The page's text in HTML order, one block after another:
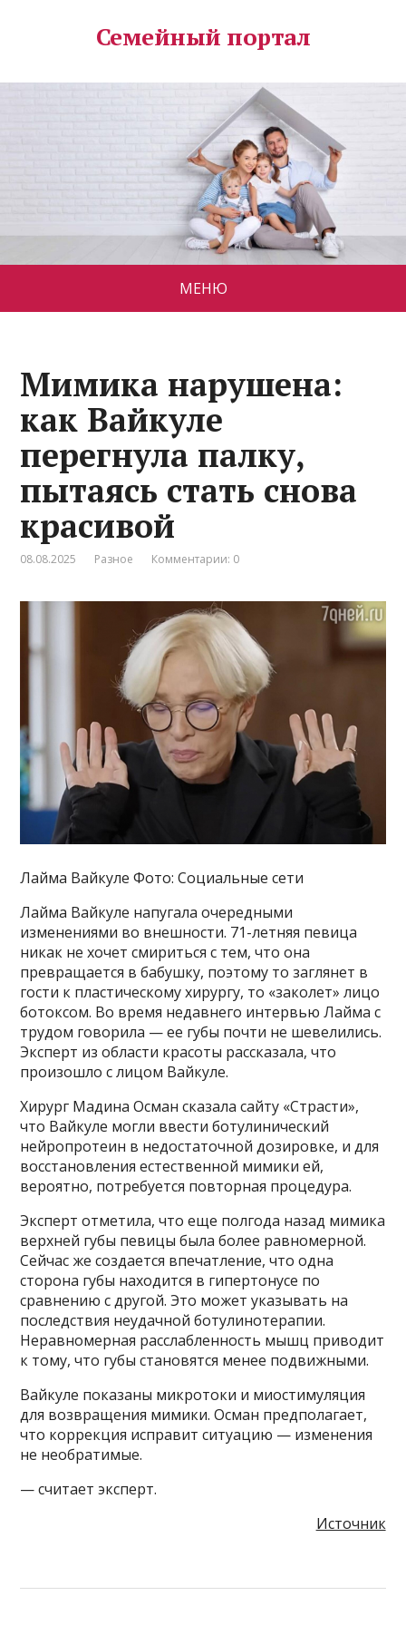
Семейный портал
МЕНЮ
Мимика нарушена:
как Вайкуле
перегнула палку,
пытаясь стать снова
красивой
08.08.2025 Разное Комментарии: 0
Лайма Вайкуле Фото: Социальные сети
Лайма Вайкуле напугала очередными
изменениями во внешности. 71-летняя певица
никак не хочет смириться с тем, что она
превращается в бабушку, поэтому то заглянет в
гости к пластическому хирургу, то «заколет» лицо
ботоксом. Во время недавнего интервью Лайма с
трудом говорила — ее губы почти не шевелились.
Эксперт из области красоты рассказала, что
произошло с лицом Вайкуле.
Хирург Мадина Осман сказала сайту «Страсти»,
что Вайкуле могли ввести ботулинический
нейропротеин в недостаточной дозировке, и для
восстановления естественной мимики ей,
вероятно, потребуется повторная процедура.
Эксперт отметила, что еще полгода назад мимика
верхней губы певицы была более равномерной.
Сейчас же создается впечатление, что одна
сторона губы находится в гипертонусе по
сравнению с другой. Это может указывать на
последствия неудачной ботулинотерапии.
Неравномерная расслабленность мышц приводит
к тому, что губы становятся менее подвижными.
Вайкуле показаны микротоки и миостимуляция
для возвращения мимики. Осман предполагает,
что коррекция исправит ситуацию — изменения
не необратимые.
— считает эксперт.
Источник